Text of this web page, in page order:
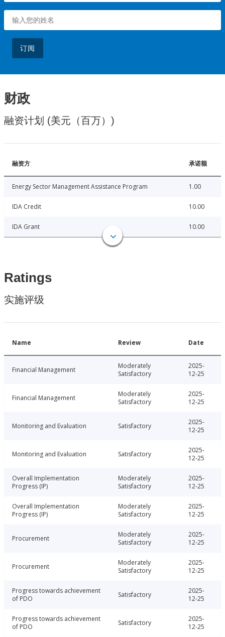
订阅
财政
融资计划 (美元（百万）)
融资方 承诺额
Energy Sector Management Assistance Program 1.00
IDA Credit 10.00
IDA Grant 10.00
Ratings
实施评级
Name Review Date
Financial Management
Moderately
Satisfactory
2025-
12-25
Financial Management
Moderately
Satisfactory
2025-
12-25
Monitoring and Evaluation Satisfactory
2025-
12-25
Monitoring and Evaluation Satisfactory
2025-
12-25
Overall Implementation
Progress (IP)
Moderately
Satisfactory
2025-
12-25
Overall Implementation
Progress (IP)
Moderately
Satisfactory
2025-
12-25
Procurement
Moderately
Satisfactory
2025-
12-25
Procurement
Moderately
Satisfactory
2025-
12-25
Progress towards achievement
of PDO
Satisfactory
2025-
12-25
Progress towards achievement
of PDO
Satisfactory
2025-
12-25